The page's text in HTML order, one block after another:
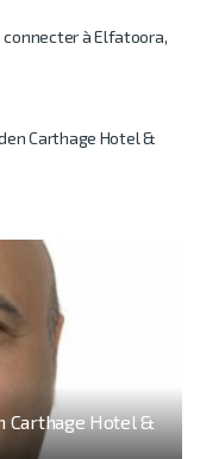
connecter à Elfatoora,
Carthage Hotel &
Carthage Hotel &